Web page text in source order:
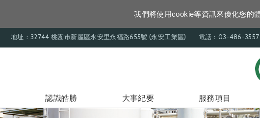
我們將使用cookie等資訊來優化您的
地址：32744 桃園市新屋區永安里永福路655號 (永安工業區) 電話：03-486-3557
認識皓勝 大事紀要 服務項目